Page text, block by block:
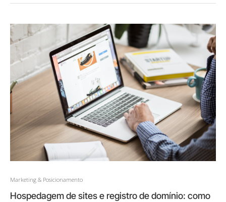
Marketing & Posicionamento
Hospedagem de sites e registro de domínio: como